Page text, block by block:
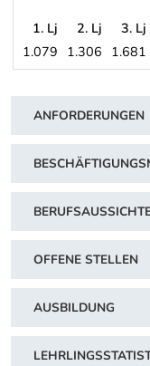
LINZ - Stadtwerke:
1. Lj 2. Lj 3. Lj
1.079 1.306 1.681
ANFORDERUNGEN
OFFENE STELLEN
AUSBILDUNG